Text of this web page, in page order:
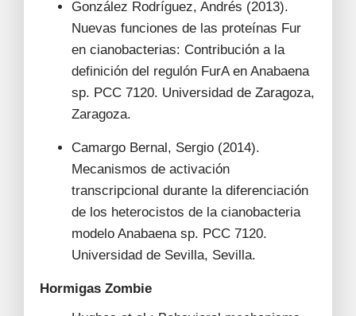
González Rodríguez, Andrés (2013).
Nuevas funciones de las proteínas Fur
en cianobacterias: Contribución a la
definición del regulón FurA en Anabaena
sp. PCC 7120. Universidad de Zaragoza,
Zaragoza.
Camargo Bernal, Sergio (2014).
Mecanismos de activación
transcripcional durante la diferenciación
de los heterocistos de la cianobacteria
modelo Anabaena sp. PCC 7120.
Universidad de Sevilla, Sevilla.
Hormigas Zombie